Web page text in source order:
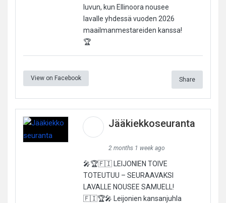
luvun, kun Ellinoora nousee
lavalle yhdessä vuoden 2026
maailmanmestareiden kanssa!
🏆
View on Facebook Share
Jääkiekkoseuranta
2 months 1 week ago
🎤🏆🇫🇮 LEIJONIEN TOIVE
TOTEUTUU – SEURAAVAKSI
LAVALLE NOUSEE SAMUELL!
🇫🇮🏆🎤 Leijonien kansanjuhla